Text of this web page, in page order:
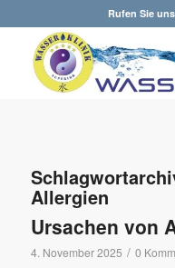
Rufen Sie
Allergien
Ursachen von
4. November 2025 / 0